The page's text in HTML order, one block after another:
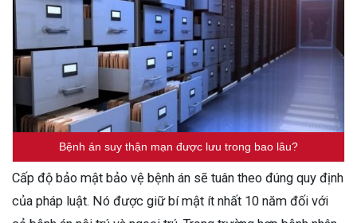
Bệnh án suy thận mạn được lưu trong bao lâu?
Cấp độ bảo mật bảo vệ bệnh án sẽ tuân theo đúng quy định
của pháp luật. Nó được giữ bí mật ít nhất 10 năm đối với